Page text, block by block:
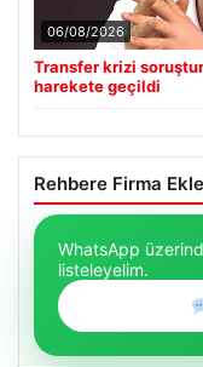
06/08/2026
Transfer krizi
harekete geçildi
Rehbere Firma Ekle
WhatsApp
listeleyelim.